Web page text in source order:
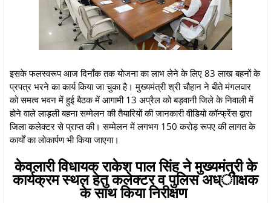
इसके फलस्वरूप आज दिनाँक तक योजना का लाभ लेने के लिए 83 लाख बहनों के
प्रपत्र भरने का कार्य किया जा चुका है। मुख्यमंत्री श्री चौहान ने बीते मंगलवार
को समत्व भवन में हुई बैठक में आगामी 13 अप्रैल को बड़वानी जिले के निवाली में
होने वाले लाड़ली बहना सम्मेलन की तैयारियों की जानकारी वीडियो कॉन्फ्रेंस द्वारा
जिला कलेक्टर से प्राप्त की। सम्मेलन में लगभग 150 करोड़ रूपए की लागत के
कार्यों का लोकार्पण भी किया जाएगा।
केवलारी विधायक राकेश पाल सिंह ने मुख्यमंत्री के
कार्यक्रम स्थल हेतु कलेक्टर व पुलिस अध्ीाक्षक
के साथ किया निरीक्षण